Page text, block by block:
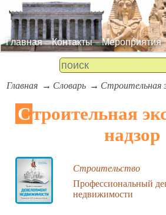
Главная Контакты Мероприятия
Главная Словарь Строительная
Строительная экспертиза и
надзор
Строительство
Профессиональный
недвижимости